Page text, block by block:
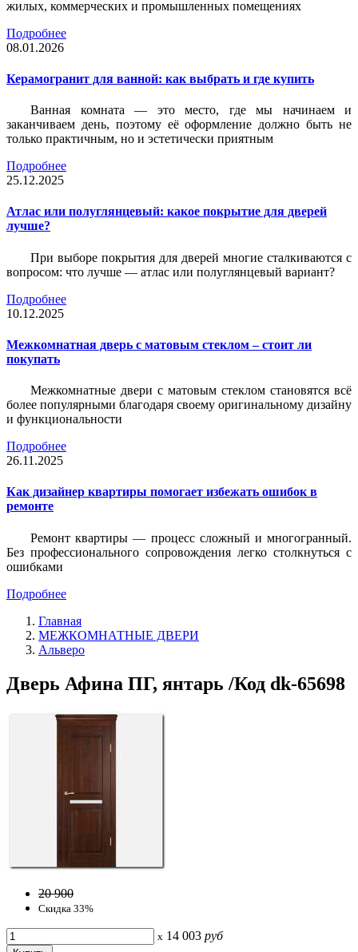
жилых, коммерческих и промышленных помещениях
Подробнее
08.01.2026
Керамогранит для ванной: как выбрать и где купить
Ванная комната — это место, где мы начинаем и
заканчиваем день, поэтому её оформление должно быть не
только практичным, но и эстетически приятным
Подробнее
25.12.2025
Атлас или полуглянцевый: какое покрытие для дверей
лучше?
При выборе покрытия для дверей многие сталкиваются с
вопросом: что лучше — атлас или полуглянцевый вариант?
Подробнее
10.12.2025
Межкомнатная дверь с матовым стеклом – стоит ли
покупать
Межкомнатные двери с матовым стеклом становятся всё
более популярными благодаря своему оригинальному дизайну
и функциональности
Подробнее
26.11.2025
Как дизайнер квартиры помогает избежать ошибок в
ремонте
Ремонт квартиры — процесс сложный и многогранный.
Без профессионального сопровождения легко столкнуться с
ошибками
Подробнее
Главная
МЕЖКОМНАТНЫЕ ДВЕРИ
Альверо
Дверь Афина ПГ, янтарь /Код dk-65698
20 900
Скидка 33%
x 14 003 руб